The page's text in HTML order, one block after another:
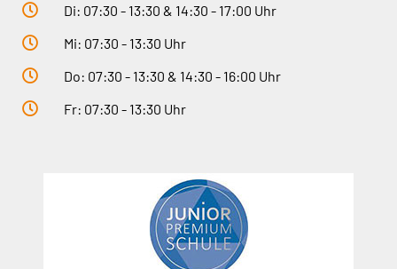
Di: 07:30 - 13:30 & 14:30 - 17:00 Uhr
Mi: 07:30 - 13:30 Uhr
Do: 07:30 - 13:30 & 14:30 - 16:00 Uhr
Fr: 07:30 - 13:30 Uhr